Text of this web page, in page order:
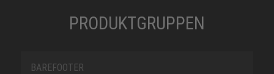
PRODUKTGRUPPEN
BAREFOOTER